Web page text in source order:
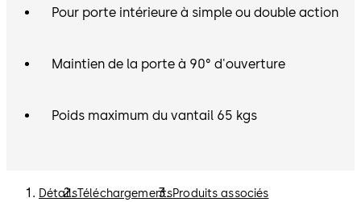
Pour porte intérieure à simple ou double action
Maintien de la porte à 90° d'ouverture
Poids maximum du vantail 65 kgs
DétailsTéléchargementsProduits associés